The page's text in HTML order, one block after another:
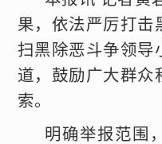
果，依法严厉打击
扫黑除恶斗争领导
道，鼓励广大群众
索。
明确举报范围